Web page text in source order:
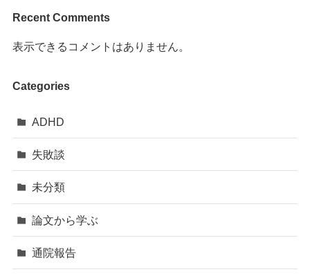
Recent Comments
表示できるコメントはありません。
Categories
ADHD
失敗談
未分類
論文から学ぶ
通院報告